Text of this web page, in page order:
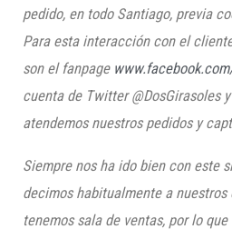
pedido, en todo Santiago, previa
Para esta interacción con el
son elfanpage
cuenta de Twitter @DosGirasolesy
atendemos nuestros pedidos y
Siempre nos ha ido bien con este
decimos habitualmente a nuestros
tenemos sala de ventas, por lo